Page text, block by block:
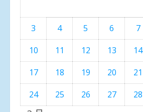
3
4 5 6 7
10
11 12 13 14
17
18 19 20 21
24
25 26 27 28